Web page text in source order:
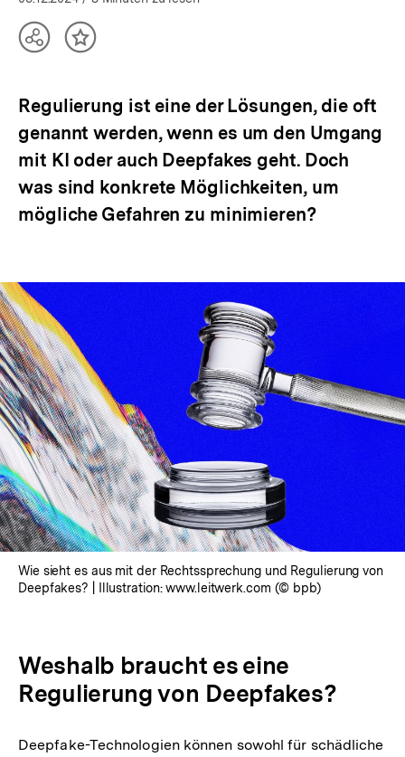
TeilenInhalt
Regulierung ist eine der Lösungen, die oft
genannt werden, wenn es um den Umgang
mit KI oder auch Deepfakes geht. Doch
was sind konkrete Möglichkeiten, um
mögliche Gefahren zu minimieren?
Wie sieht es aus mit der Rechtssprechung und Regulierung von
Deepfakes? | Illustration: www.leitwerk.com (© bpb)
Weshalb braucht es eine
Regulierung von Deepfakes?
Deepfake-Technologien können sowohl für schädliche